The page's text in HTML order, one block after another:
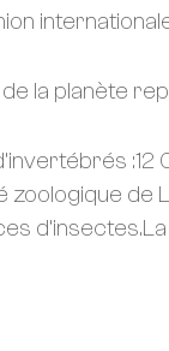
la planète
zoologique de